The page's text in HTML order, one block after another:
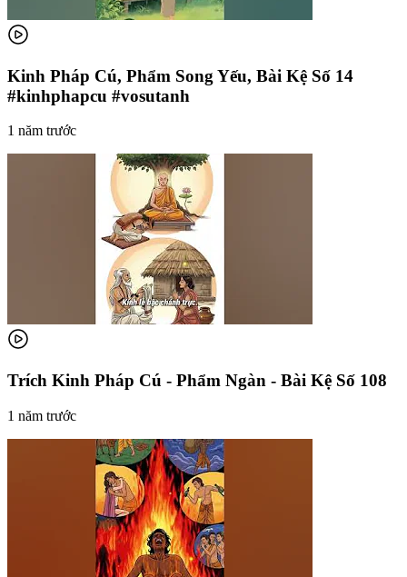
Kinh Pháp Cú, Phẩm Song Yếu, Bài Kệ Số 14
#kinhphapcu #vosutanh
1 năm trước
Trích Kinh Pháp Cú - Phẩm Ngàn - Bài Kệ Số 108
1 năm trước